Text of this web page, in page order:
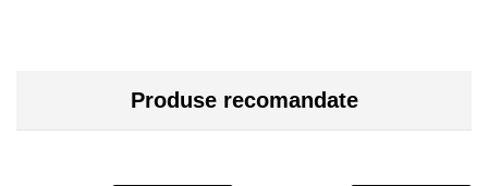
Produse recomandate